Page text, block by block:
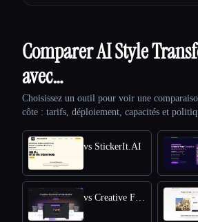
Comparer AI Style
avec…
Choisissez un outil pour voir une
côte : tarifs, déploiement, capacités et
vs StickerIt.AI
vs Creative Fabrica